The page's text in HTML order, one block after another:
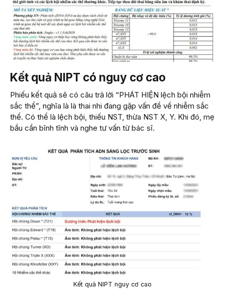
Kết quả NIPT có nguy cơ cao
Phiếu kết quả sẽ có câu trả lời “PHÁT HIỆN lệch bội nhiễm
sắc thể”, nghĩa là là thai nhi đang gặp vấn đề về nhiễm sắc
thể. Có thể là lệch bội, thiếu NST, thừa NST X, Y. Khi đó, mẹ
bầu cần bĩnh tĩnh và nghe tư vấn từ bác sĩ.
Kết quả NIPT nguy cơ cao